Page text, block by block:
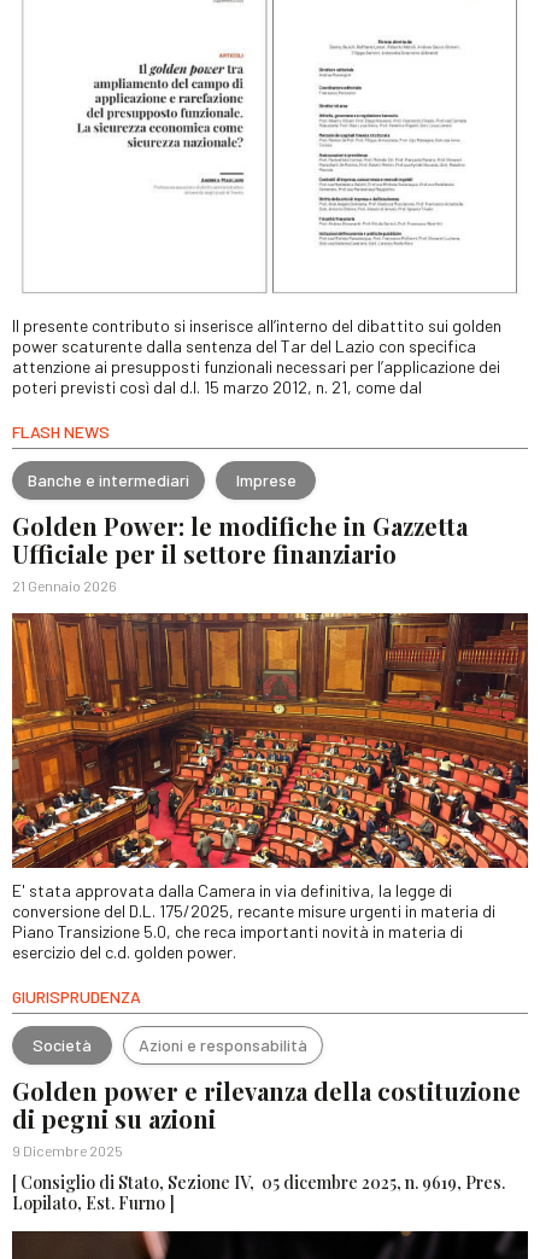
Il presente contributo si inserisce all’interno del dibattito sui golden
power scaturente dalla sentenza del Tar del Lazio con specifica
attenzione ai presupposti funzionali necessari per l’applicazione dei
poteri previsti così dal d.l. 15 marzo 2012, n. 21, come dal
FLASH NEWS
Banche e intermediari Imprese
Golden Power: le modifiche in Gazzetta
Ufficiale per il settore finanziario
21 Gennaio 2026
E' stata approvata dalla Camera in via definitiva, la legge di
conversione del D.L. 175/2025, recante misure urgenti in materia di
Piano Transizione 5.0, che reca importanti novità in materia di
esercizio del c.d. golden power.
GIURISPRUDENZA
Società Azioni e responsabilità
Golden power e rilevanza della costituzione
di pegni su azioni
9 Dicembre 2025
[ Consiglio di Stato, Sezione IV, 05 dicembre 2025, n. 9619, Pres.
Lopilato, Est. Furno ]